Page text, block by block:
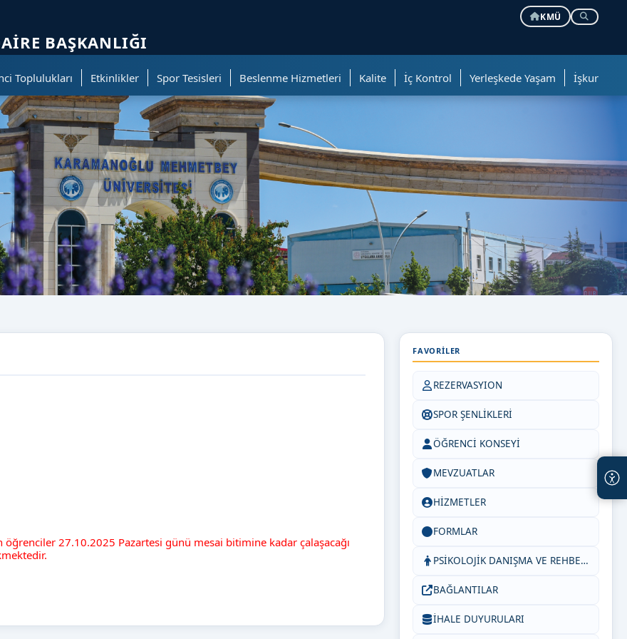
KMÜ
BAŞKANLIĞI
Toplulukları Etkinlikler Spor Tesisleri Beslenme Hizmetleri Kalite İç Kontrol Yerleşkede Yaşam İşkur
27.10.2025 Pazartesi günü mesai bitimine kadar çalaşacağı
FAVORILER
REZERVASYION
SPOR ŞENLİKLERİ
ÖĞRENCİ KONSEYİ
MEVZUATLAR
HİZMETLER
FORMLAR
PSİKOLOJİK DANIŞMA VE REHBERLİK SERVİSİ
BAĞLANTILAR
İHALE DUYURULARI